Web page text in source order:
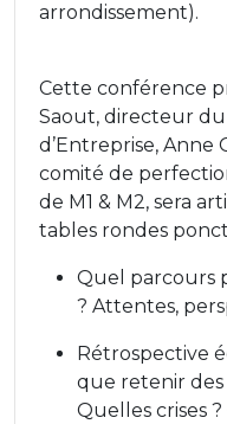
arrondissement).
Cette conférence
Saout, directeur
d’Entreprise, Anne
comité de
de M1 & M2, sera
tables rondes
Quel parcours
? Attentes,
Rétrospective
que retenir des
Quelles crises